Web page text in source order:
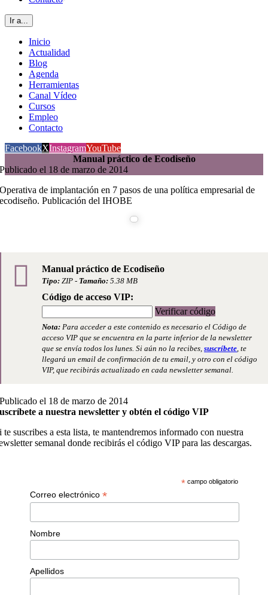
Ir a...
Inicio
Actualidad
Blog
Agenda
Herramientas
Canal Vídeo
Cursos
Empleo
Contacto
FacebookXInstagramYouTube
Manual práctico de Ecodiseño
Publicado el 18 de marzo de 2014
Operativa de implantación en 7 pasos de una política empresarial de
ecodiseño. Publicación del IHOBE
Manual práctico de Ecodiseño
Tipo: ZIP - Tamaño: 5.38 MB
Código de acceso VIP:
Verificar código
Nota: Para acceder a este contenido es necesario el Código de
acceso VIP que se encuentra en la parte inferior de la newsletter
que se envía todos los lunes. Si aún no la recibes,suscríbete, te
llegará un email de confirmación de tu email, y otro con el código
VIP, que recibirás actualizado en cada newsletter semanal.
Publicado el 18 de marzo de 2014
a nuestra newsletter y obtén el código VIP
te suscribes a esta lista, te mantendremos informado con nuestra
semanal donde recibirás el código VIP para las descargas.
*campo obligatorio
Correo electrónico *
Nombre
Apellidos